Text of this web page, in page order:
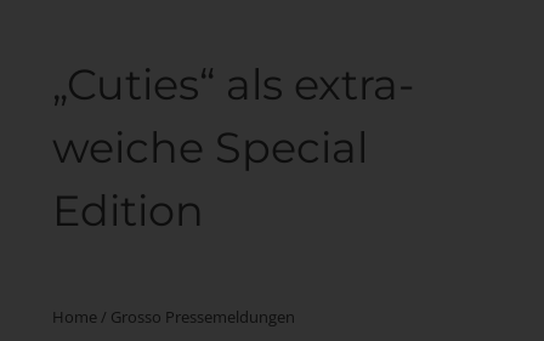
„Cuties“ als extra-
weiche Special
Edition
Home / Grosso Pressemeldungen